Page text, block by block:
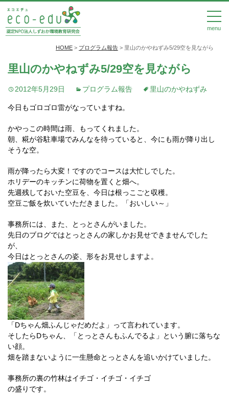
menu
HOME > プログラム報告 > 里山のかやねずみ5/29空を見ながら
里山のかやねずみ5/29空を見ながら
2012年5月29日 プログラム報告 里山のかやねずみ
今日もゴロゴロ雷がなっていますね。
かやっこの時間は雨、もってくれました。
朝、糀が谷駐車場でみんなを待っていると、今にも雨が降り出し
そうな空。
雨が降ったら大変！ですのでコースは大忙しでした。
ホリデーのキッチンに荷物を置くと畑へ。
先週残しておいた空豆を、今日は根っこごと収穫。
空豆ご飯を炊いていただきました。「おいしい～」
事務所には、また、とっとさんがいました。
先日のブログではとっとさんの家しかお見せできませんでした
が、
今日はとっとさんの姿、形をお見せしますよ。
「Dちゃん畑ふんじゃだめだよ」って言われています。
そしたらDちゃん、「とっとさんもふんでるよ」という腑に落ちな
い顔。
畑を踏まないように一生懸命とっとさんを追いかけていました。
事務所の裏の竹林はイチゴ・イチゴ・イチゴ
の盛りです。